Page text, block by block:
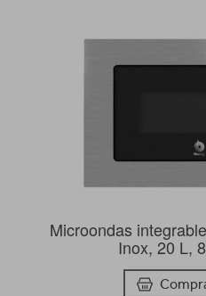
Microondas
Inox, 20 L,